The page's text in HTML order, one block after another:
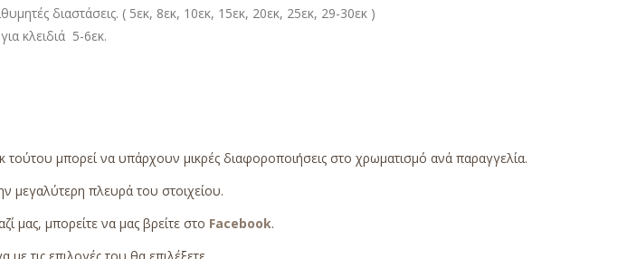
διαστάσεις. ( 5εκ, 8εκ, 10εκ, 15εκ, 20εκ, 25εκ, 29-30εκ )
κλειδιά 5-6εκ.
τούτου μπορεί να υπάρχουν μικρές διαφοροποιήσεις στο χρωματισμό ανά παραγγελία.
μεγαλύτερη πλευρά του στοιχείου.
μας, μπορείτε να μας βρείτε στο Facebook.